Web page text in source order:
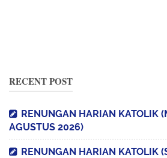
RECENT POST
RENUNGAN HARIAN KATOLIK
AGUSTUS 2026)
RENUNGAN HARIAN KATOLIK